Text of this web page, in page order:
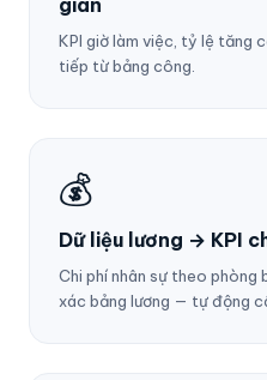
gian
KPI giờ làm việc, tỷ lệ tăng
tiếp từ bảng công.
💰
Dữ liệu lương → KPI
Chi phí nhân sự theo phòng
xác bảng lương — tự động